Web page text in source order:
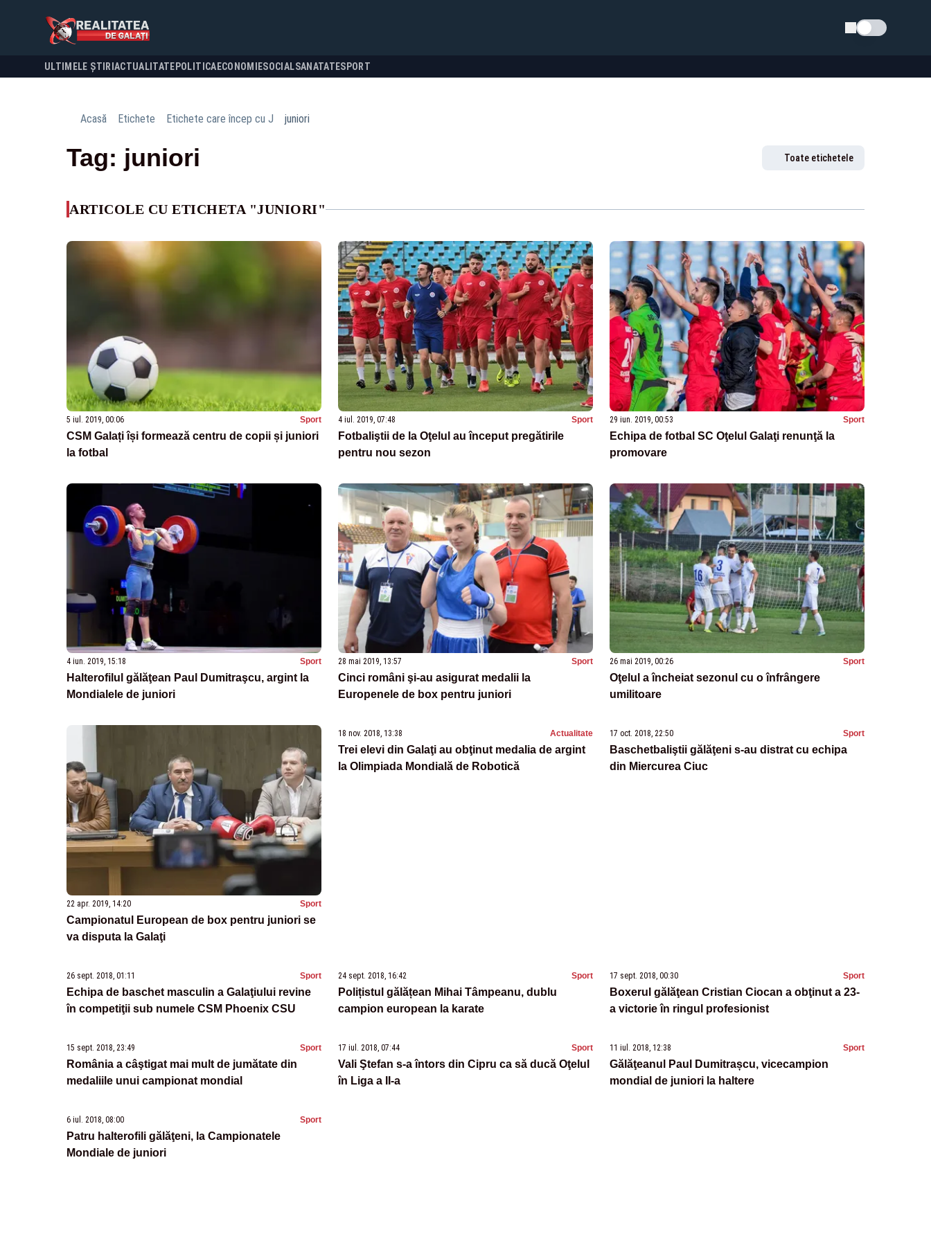
Schimba tema
ULTIMELE ȘTIRI ACTUALITATE POLITICA ECONOMIESOCIALSANATATESPORT
Acasă Etichete Etichete care încep cu J juniori
Tag: juniori Toate etichetele
ARTICOLE CU ETICHETA "JUNIORI"
5 iul. 2019, 00:06 Sport
CSM Galați își formează centru de copii și juniori
la fotbal
4 iul. 2019, 07:48 Sport
Fotbaliştii de la Oţelul au început pregătirile
pentru nou sezon
29 iun. 2019, 00:53 Sport
Echipa de fotbal SC Oţelul Galaţi renunţă la
promovare
4 iun. 2019, 15:18 Sport
Halterofilul gălăţean Paul Dumitraşcu, argint la
Mondialele de juniori
28 mai 2019, 13:57 Sport
Cinci români şi-au asigurat medalii la
Europenele de box pentru juniori
26 mai 2019, 00:26 Sport
Oţelul a încheiat sezonul cu o înfrângere
umilitoare
22 apr. 2019, 14:20 Sport
Campionatul European de box pentru juniori se
va disputa la Galaţi
18 nov. 2018, 13:38 Actualitate
Trei elevi din Galaţi au obţinut medalia de argint
la Olimpiada Mondială de Robotică
17 oct. 2018, 22:50 Sport
Baschetbaliştii gălăţeni s-au distrat cu echipa
din Miercurea Ciuc
26 sept. 2018, 01:11 Sport
Echipa de baschet masculin a Galaţiului revine
în competiţii sub numele CSM Phoenix CSU
24 sept. 2018, 16:42 Sport
Polițistul gălățean Mihai Tâmpeanu, dublu
campion european la karate
17 sept. 2018, 00:30 Sport
Boxerul gălăţean Cristian Ciocan a obţinut a 23-
a victorie în ringul profesionist
15 sept. 2018, 23:49 Sport
România a câştigat mai mult de jumătate din
medaliile unui campionat mondial
17 iul. 2018, 07:44 Sport
Vali Ştefan s-a întors din Cipru ca să ducă Oţelul
în Liga a II-a
11 iul. 2018, 12:38 Sport
Gălăţeanul Paul Dumitrașcu, vicecampion
mondial de juniori la haltere
6 iul. 2018, 08:00 Sport
Patru halterofili gălăţeni, la Campionatele
Mondiale de juniori